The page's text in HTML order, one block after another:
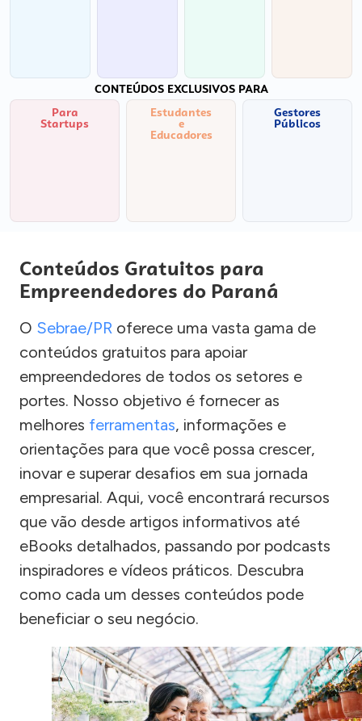
CONTEÚDOS EXCLUSIVOS PARA
Para
Startups
Estudantes
e
Educadores
Gestores
Públicos
Conteúdos Gratuitos para
Empreendedores do Paraná
O Sebrae/PR oferece uma vasta gama de
conteúdos gratuitos para apoiar
empreendedores de todos os setores e
portes. Nosso objetivo é fornecer as
melhores ferramentas, informações e
orientações para que você possa crescer,
inovar e superar desafios em sua jornada
empresarial. Aqui, você encontrará recursos
que vão desde artigos informativos até
eBooks detalhados, passando por podcasts
inspiradores e vídeos práticos. Descubra
como cada um desses conteúdos pode
beneficiar o seu negócio.